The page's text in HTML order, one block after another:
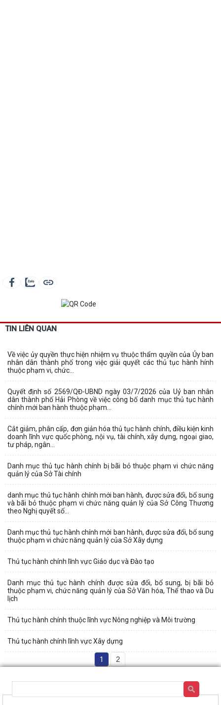
TIN LIÊN QUAN
Về việc ủy quyền thực hiện nhiệm vụ thuộc thẩm quyền của Ủy ban
nhân dân thành phố trong việc giải quyết các thủ tục hành hính
thuộc phạm vi, chức...
Quyết định số 2569/QĐ-UBND ngày 03/7/2026 của Uỷ ban nhân
dân thành phố Hải Phòng về việc công bố danh mục thủ tục hành
chính mới ban hành thuộc phạm...
Cắt giảm, phân cấp, đơn giản hóa thủ tục hành chính, điều kiện kinh
doanh lĩnh vực quốc phòng, nội vụ, tài chính, xây dựng, ngoại giao,
tư pháp, ngân...
Danh mục thủ tục hành chính bị bãi bỏ thuộc phạm vi chức năng
quản lý của Sở Tài chính
danh mục thủ tục hành chính mới ban hành, được sửa đổi, bổ sung
và bãi bỏ thuộc phạm vi chức năng quản lý của Sở Công Thương
theo Nghị quyết số...
Danh mục thủ tục hành chính mới ban hành, được sửa đổi, bổ sung
thuộc phạm vi chức năng quản lý của Sở Xây dựng
Thủ tục hành chính lĩnh vực Giáo dục và Đào tạo
Danh mục thủ tục hành chính được sửa đổi, bổ sung, bị bãi bỏ
thuộc phạm vi, chức năng quản lý của Sở Văn hóa, Thể thao và Du
lịch
Thủ tục hành chính thuộc lĩnh vực Nông nghiệp và Môi trường
Thủ tục hành chính lĩnh vực Xây dựng
1 2